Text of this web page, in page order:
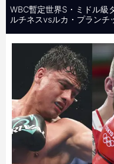
WBC暫定世界S・ミドル級
ルチネスvsルカ・プランチ